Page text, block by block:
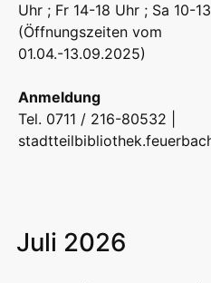
Uhr ; Fr 14-18 Uhr ; Sa 10-
(Öffnungszeiten vom
01.04.-13.09.2025)
Anmeldung
Tel. 0711 / 216-80532 |
Juli 2026